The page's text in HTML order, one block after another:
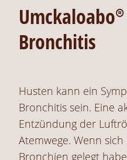
Umckaloabo®
Bronchitis
Husten kann ein
Bronchitis sein. Eine
Entzündung der
Atemwege. Wenn
Bronchien gelegt